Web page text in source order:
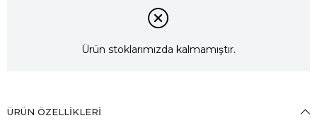
Ürün stoklarımızda kalmamıştır.
ÜRÜN ÖZELLIKLERI